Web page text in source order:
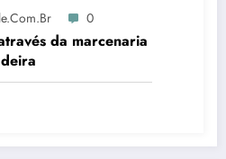
0
da marcenaria